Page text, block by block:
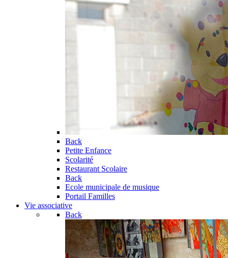
Back
Petite Enfance
Scolarité
Restaurant Scolaire
Back
Ecole municipale de musique
Portail Familles
Vie associative
Back